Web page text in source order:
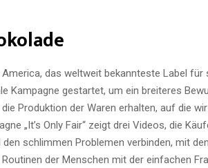
das weltweit bekannteste Label für
Kampagne gestartet, um ein breiteres
Produktion der Waren erhalten, auf die
„It’s Only Fair“ zeigt drei Videos, die
schlimmen Problemen verbinden, mit
der Menschen mit der einfachen